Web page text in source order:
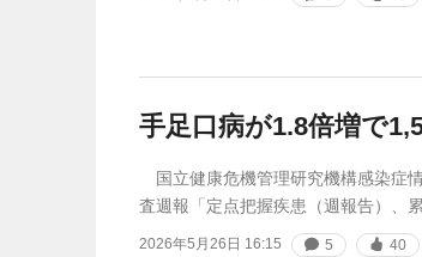
手足口病が1.8倍増で
国立健康危機管理研究機構感染症
査週報「定点把握疾患（週報告）、
2026年5月26日 16:15 5 40